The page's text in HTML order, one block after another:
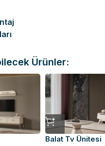
Ürünler:
Balat Tv Ünitesi